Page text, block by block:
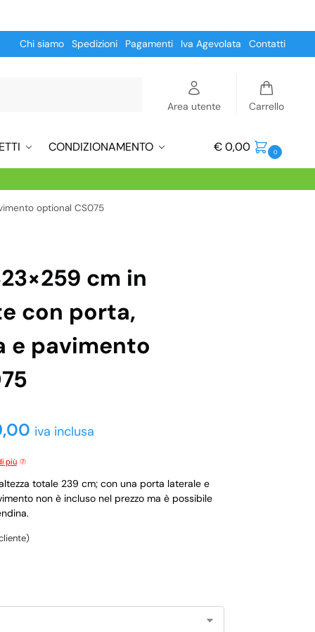
Chi siamo Spedizioni Pagamenti Iva Agevolata Contatti
Area utente Carrello
CONDIZIONAMENTO €0,00 0
optional CS075
cm in
con porta,
e pavimento
iva inclusa
più
totale 239 cm; con una porta laterale e
non è incluso nel prezzo ma è possibile